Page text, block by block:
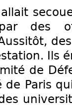
des
Ils
de
de Paris